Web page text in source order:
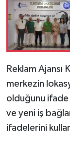
Reklam Ajansı
merkezin
olduğunu
ve yeni iş
ifadelerini